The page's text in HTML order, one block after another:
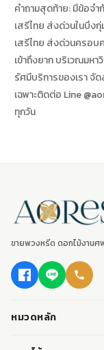
คำถามสุดท้าย: มีข้อจ
เสรีไทย ส่งด่วนในบึง
เสรีไทย ส่งด่วนครอ
เข้าถึงยาก บริเวณมห
รัศมีบริการของเรา จั
เฉพาะติดต่อ Line
ทุกวัน
ขายพวงหรีด ดอกไม้งานศ
หมวดหลัก